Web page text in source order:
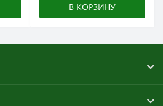
В КОРЗИНУ